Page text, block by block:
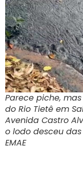
Parece piche,
do Rio Tietê em
Avenida Castro
o lodo desceu
EMAE